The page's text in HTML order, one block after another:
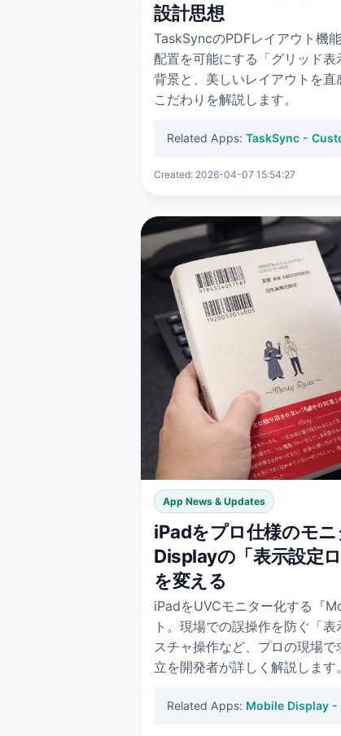
設計思想
TaskSyncのPDFレイアウト機
配置を可能にする「グリッド
背景と、美しいレイアウトを
こだわりを解説します。
Related Apps: TaskSync -
Created: 2026-04-07 15:54:27
App News & Updates
iPadをプロ仕様のモ
Displayの「表示設定
を変える
iPadをUVCモニター化する『
ト。現場での誤操作を防ぐ「
スチャ操作など、プロの現場
立を開発者が詳しく解説します。
Related Apps: Mobile Display